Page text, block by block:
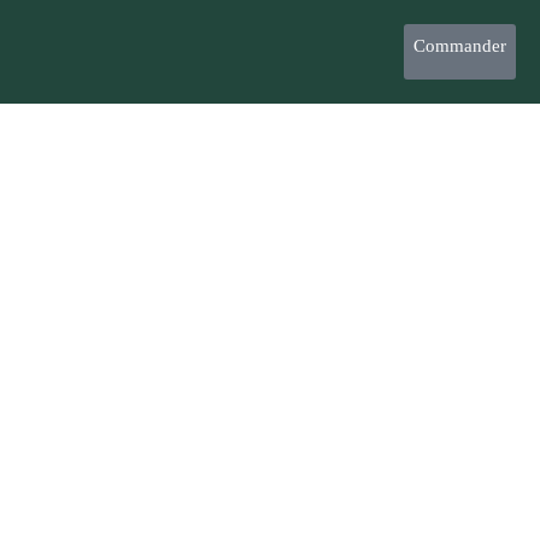
Commander